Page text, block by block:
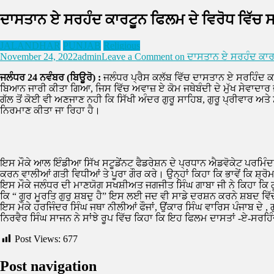
ਦਾਸਤਾਨ ਏ ਸਰਹੰਦ ਕਾਰਟੂਨ ਫਿਲਮ ਦੇ ਵਿਰੋਧ ਵਿੱਚ
JALANDHAR PUNJAB Religious
November 24, 2022adminLeave a Comment on ਦਾਸਤਾਨ ਏ ਸਰਹੰਦ
ਜਲੰਧਰ 24 ਨਵੰਬਰ (ਬਿਊਰੋ) :ਜਲੰਧਰ ਪ੍ਰੈਸ ਕਲੱਬ ਵਿੱਚ ਦਾਸਤਾਨ ਏ ਸਰਹਿੰਦ
ਬਿਆਨ ਜਾਰੀ ਕੀਤਾ ਗਿਆ, ਜਿਸ ਵਿੱਚ ਅਵਾਜ਼ ਏ ਕੋਮ ਜਥੇਬੰਦੀ ਦੇ ਮੁੱਖ ਸੇਵਾਦਾਰ
ਗੱਲ ਤੋਂ ਕੋਈ ਵੀ ਅਣਜਾਣ ਨਹੀ ਕਿ ਸਿੱਖੀ ਅੰਦਰ ਗੁਰੂ ਸਾਹਿਬ, ਗੁਰੂ ਪ੍ਰੀਵਾਰ
ਨਿਰਮਾਣ ਕੀਤਾ ਜਾ ਰਿਹਾ ਹੈ।
ਇਸ ਮੌਕੇ ਆਲ ਇੰਡੀਆ ਸਿੱਖ ਸਟੂਡੇਂਨਟ ਫੈਡਰੇਸ਼ਨ ਦੇ ਪ੍ਰਧਾਨ ਐਡਵੋਕੇਟ ਪਰਮਿੰਦਰ
ਕਰਨ ਵਾਲੀਆਂ ਗਤੀ ਵਿਧੀਆਂ ਤੇ ਪੂਰਾ ਗੌਰ ਕਰੇ। ਉਨ੍ਹਾਂ ਕਿਹਾ ਕਿ ਭਾਵੇਂ ਕਿ
ਇਸ ਮੌਕੇ ਜਲੰਧਰ ਦੀ ਮਾਣਯੋਗ ਸਖਸ਼ੀਅਤ ਜਗਜੀਤ ਸਿੰਘ ਗਾਬਾ ਜੀ ਨੇ ਕਿਹਾ ਕਿ
ਕਿ “ ਗੁਰ ਮੂਰਤਿ ਗੁਰੁ ਸ਼ਬਦੁ ਹੈ” ਇਸ ਲਈ ਜਦ ਵੀ ਸਾਡੇ ਦਰਸ਼ਨ ਕਰਨੇ ਸ਼ਬਦ
ਇਸ ਮੌਕੇ ਹਰਜਿੰਦਰ ਸਿੰਘ ਜਥਾ ਨੀਲੀਆਂ ਫੌਜਾਂ, ਉਂਕਾਰ ਸਿੰਘ ਵਾਰਿਸ ਪੰਜਾਬ ਦੇ
ਨਿਰਵੈਰ ਸਿੰਘ ਸਾਜਨ ਨੇ ਸਾਂਝੇ ਰੂਪ ਵਿੱਚ ਕਿਹਾ ਕਿ ਇਹ ਫਿਲਮ ਦਾਸਤਾਂ -ਏ-
Post Views: 677
Post navigation